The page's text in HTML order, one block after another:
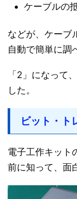
ケーブルの
などが、ケーブ
自動で簡単に調
「2」になって
した。
ビット・ト
電子工作キット
前に知って、面